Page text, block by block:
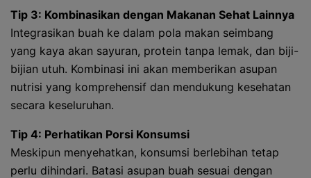
Tip 3: Kombinasikan dengan Makanan Sehat Lainnya
Integrasikan buah ke dalam pola makan seimbang
yang kaya akan sayuran, protein tanpa lemak, dan biji-
bijian utuh. Kombinasi ini akan memberikan asupan
nutrisi yang komprehensif dan mendukung kesehatan
secara keseluruhan.
Tip 4: Perhatikan Porsi Konsumsi
Meskipun menyehatkan, konsumsi berlebihan tetap
perlu dihindari. Batasi asupan buah sesuai dengan